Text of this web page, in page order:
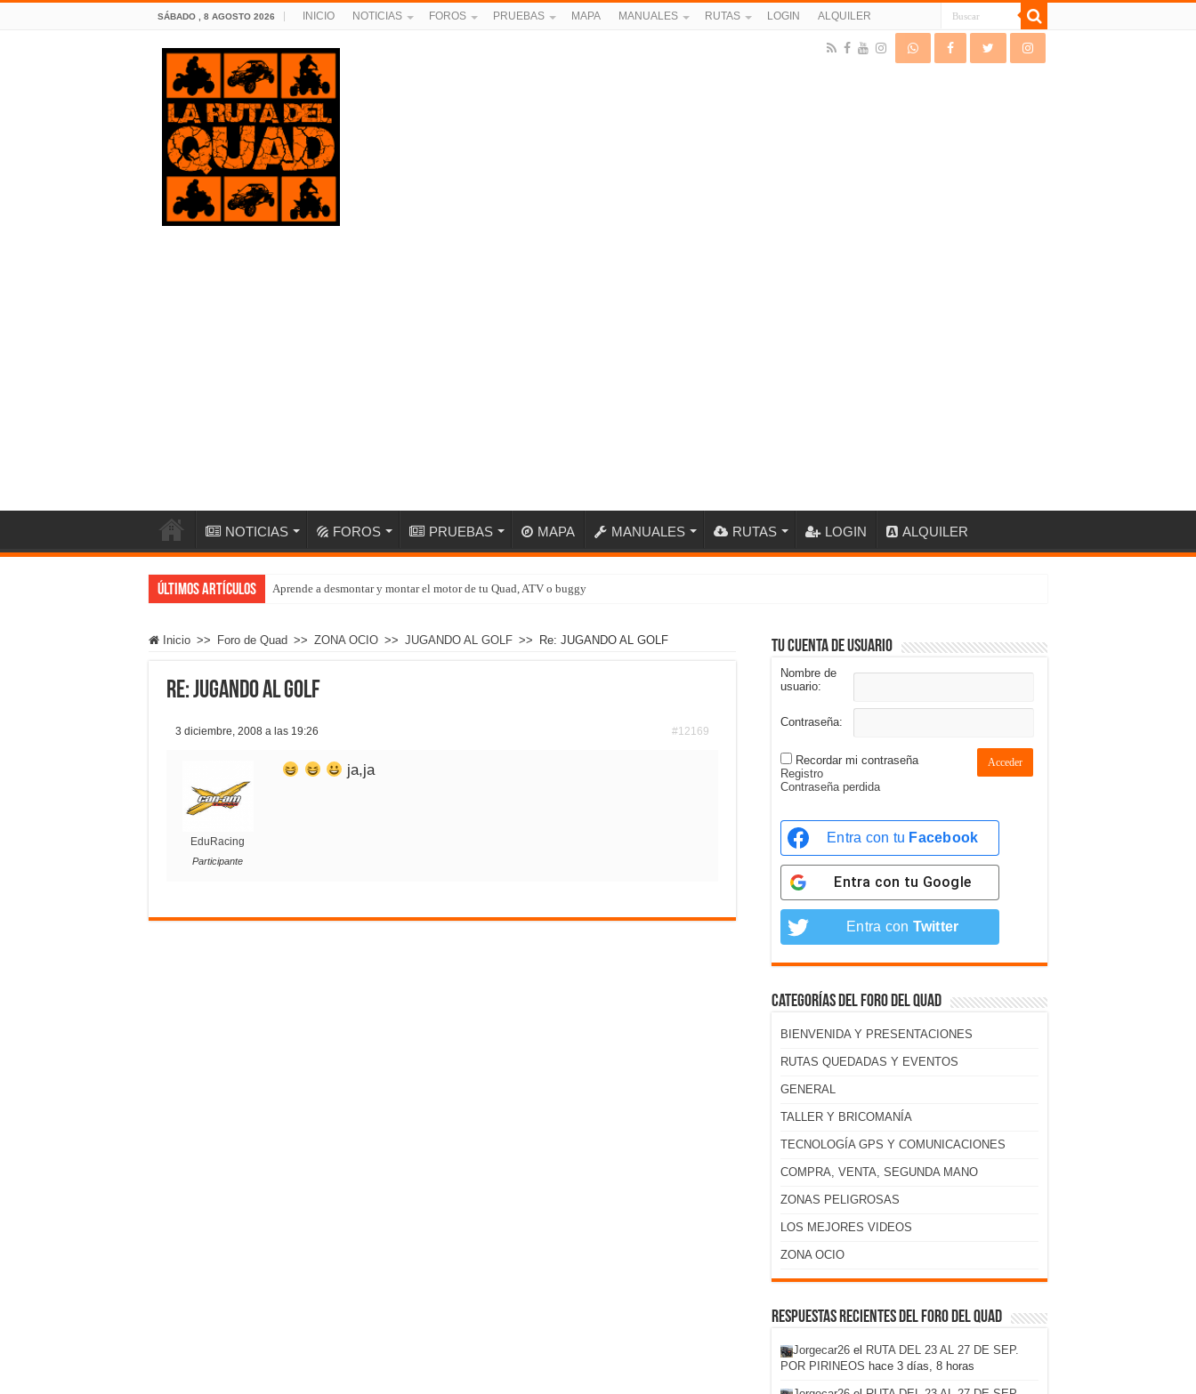
SÁBADO , 8 AGOSTO 2026 INICIO NOTICIAS FOROS PRUEBAS MAPA MANUALES RUTAS LOGIN ALQUILER
NOTICIAS FOROS PRUEBAS MAPA MANUALES RUTAS LOGIN ALQUILER
Últimos artículos Aprende a desmontar y montar el motor de tu Quad, ATV o buggy
Inicio >> Foro de Quad >> ZONA OCIO >> JUGANDO AL GOLF >> Re: JUGANDO AL GOLF
Re: JUGANDO AL GOLF
3 diciembre, 2008 a las 19:26 #12169
EduRacing
Participante
ja,ja
Tu cuenta de usuario
Nombre de
usuario:
Contraseña:
Recordar mi contraseña Acceder
Registro
Contraseña perdida
Entra con tu Facebook
Entra con tu Google
Entra con Twitter
Categorías del foro del Quad
BIENVENIDA Y PRESENTACIONES
RUTAS QUEDADAS Y EVENTOS
GENERAL
TALLER Y BRICOMANÍA
TECNOLOGÍA GPS Y COMUNICACIONES
COMPRA, VENTA, SEGUNDA MANO
ZONAS PELIGROSAS
LOS MEJORES VIDEOS
ZONA OCIO
Respuestas recientes del foro del Quad
Jorgecar26 el RUTA DEL 23 AL 27 DE SEP.
POR PIRINEOS hace 3 días, 8 horas